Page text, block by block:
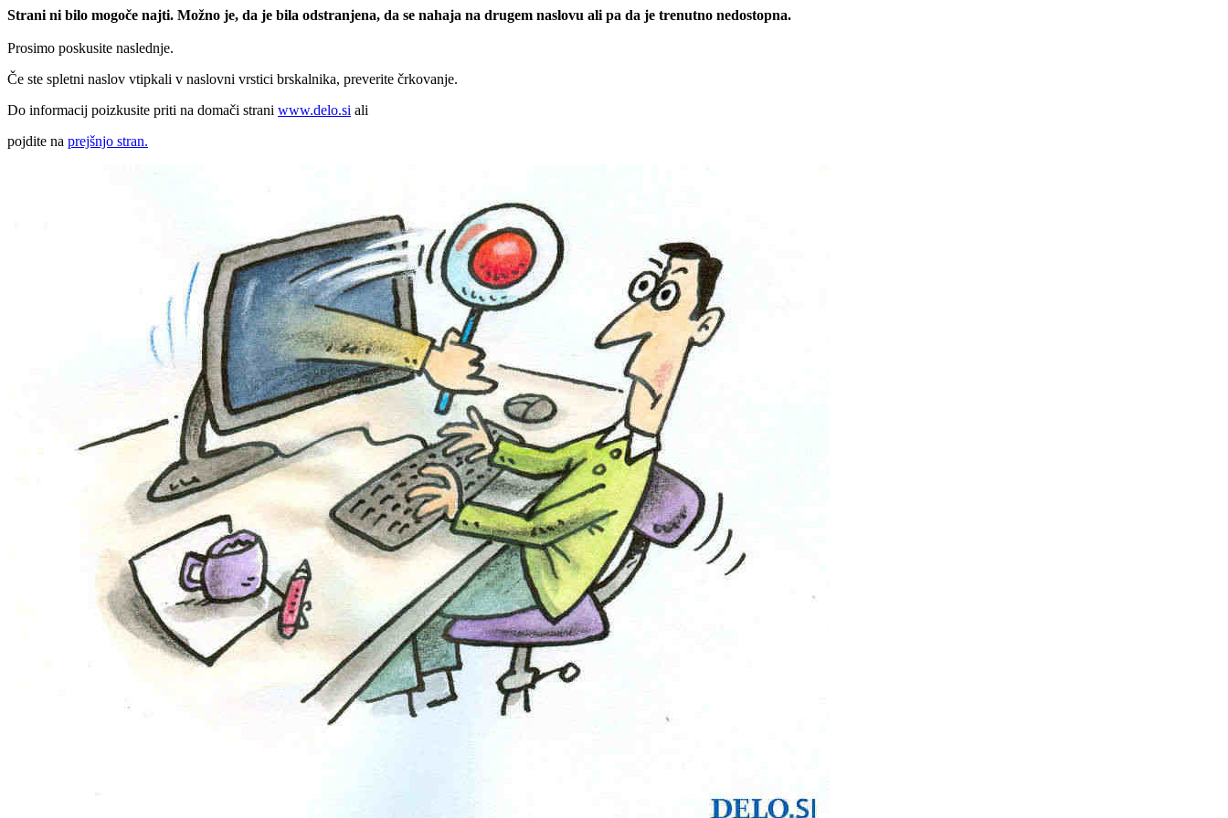
Strani ni bilo mogoče najti. Možno je, da je bila odstranjena, da se nahaja na drugem naslovu ali pa da je trenutno nedostopna.
Prosimo poskusite naslednje.
Če ste spletni naslov vtipkali v naslovni vrstici brskalnika, preverite črkovanje.
Do informacij poizkusite priti na domači strani www.delo.si ali
pojdite na prejšnjo stran.